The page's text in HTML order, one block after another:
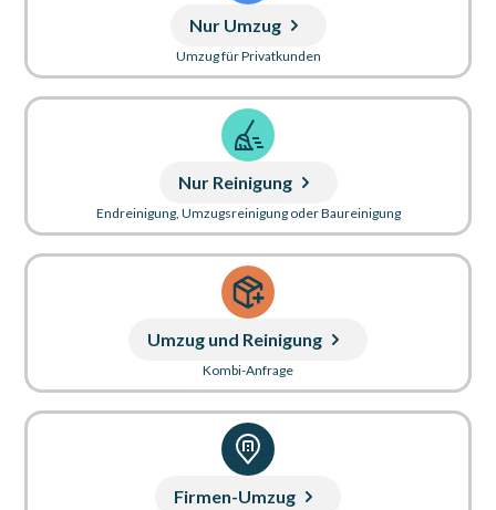
Nur Umzug
Umzug für Privatkunden
Nur Reinigung
Endreinigung, Umzugsreinigung oder Baureinigung
Umzug und Reinigung
Kombi-Anfrage
Firmen-Umzug